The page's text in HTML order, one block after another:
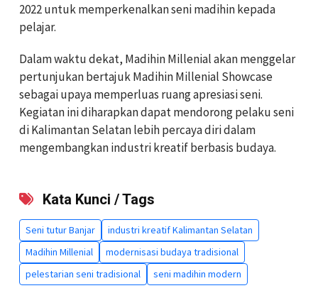
2022 untuk memperkenalkan seni madihin kepada
pelajar.
Dalam waktu dekat, Madihin Millenial akan menggelar
pertunjukan bertajuk Madihin Millenial Showcase
sebagai upaya memperluas ruang apresiasi seni.
Kegiatan ini diharapkan dapat mendorong pelaku seni
di Kalimantan Selatan lebih percaya diri dalam
mengembangkan industri kreatif berbasis budaya.
Kata Kunci / Tags
Seni tutur Banjar
industri kreatif Kalimantan Selatan
Madihin Millenial
modernisasi budaya tradisional
pelestarian seni tradisional
seni madihin modern